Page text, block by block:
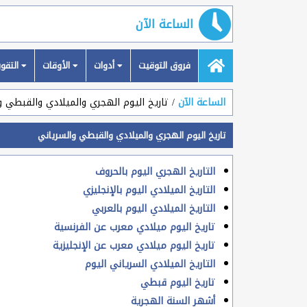
الساعة الآن
فروق التوقيت أدوات الأوقات التقويمات
الساعة الآن تاريخ اليوم الهجري والميلادي والقبطي
تاريخ اليوم الهجري والميلادي والقبطي والسرياني
التاريخ الهجري اليوم بالحروف
التاريخ الميلادي اليوم بالإنجليزي
التاريخ الميلادي اليوم بالعربي
تاريخ اليوم ميلادي معرب عن الفرنسية
تاريخ اليوم ميلادي معرب عن الإنجليزية
التاريخ الميلادي السرياني اليوم
تاريخ اليوم قبطي
أشهر السنة الهجرية